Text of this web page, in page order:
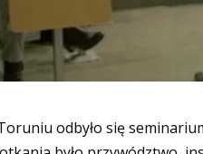
odbyło się